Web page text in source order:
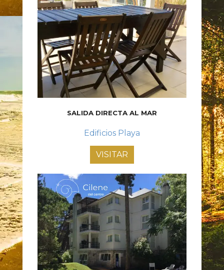
SALIDA DIRECTA AL MAR
Edificios Playa
VISITAR